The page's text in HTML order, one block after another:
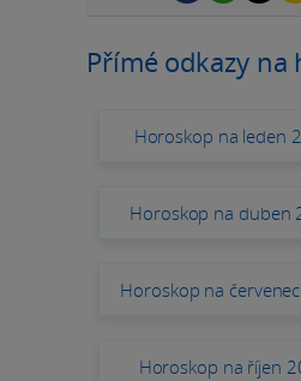
Přímé odkazy
Horoskop na leden
Horoskop na duben
Horoskop na
Horoskop na říjen